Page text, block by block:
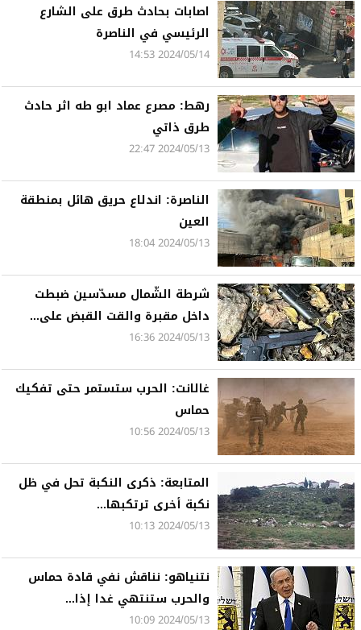
اصابات بحادث طرق على الشارع
الرئيسي في الناصرة
2024/05/14 14:53
رهط: مصرع عماد ابو طه اثر حادث
طرق ذاتي
2024/05/13 22:47
الناصرة: اندلاع حريق هائل بمنطقة
العين
2024/05/13 18:04
شرطة الشّمال مسدّسين ضبطت
داخل مقبرة والقت القبض على...
2024/05/13 16:36
غالانت: الحرب ستستمر حتى تفكيك
حماس
2024/05/13 10:56
المتابعة: ذكرى النكبة تحل في ظل
نكبة أخرى ترتكبها...
2024/05/13 10:13
نتنياهو: نناقش نفي قادة حماس
والحرب ستنتهي غدا إذا...
2024/05/13 10:09